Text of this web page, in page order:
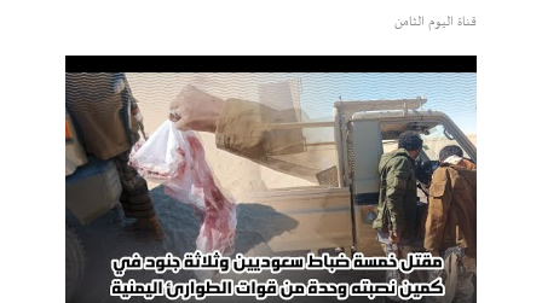
قناة اليوم الثامن